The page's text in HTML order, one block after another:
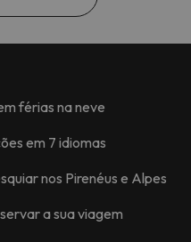
férias na neve
em 7 idiomas
nos Pirenéus e Alpes
a sua viagem